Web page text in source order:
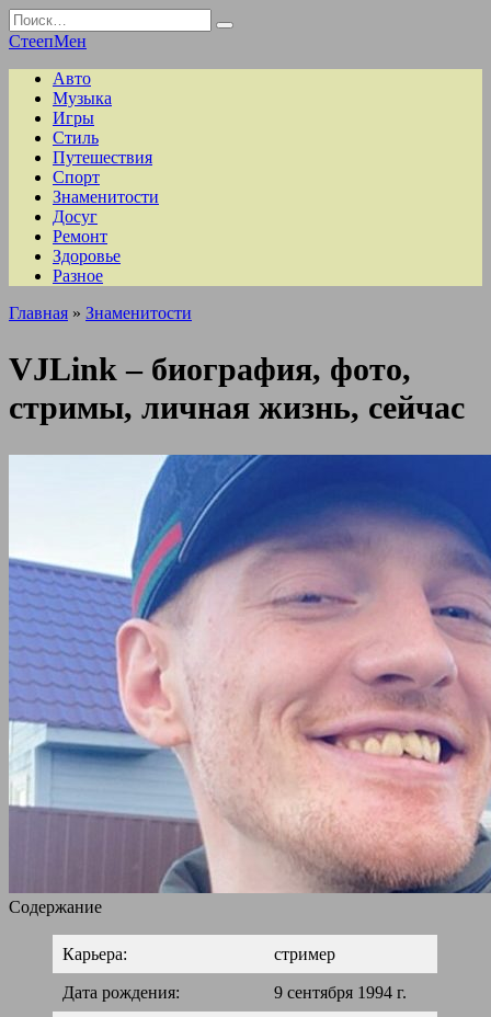
Перейти
к
Search
for:
СтеепМен
Авто
Музыка
Игры
Стиль
Путешествия
Спорт
Знаменитости
Досуг
Ремонт
Здоровье
Разное
Главная » Знаменитости
VJLink – биография, фото,
стримы, личная жизнь, сейчас
Содержание
Карьера: стример
Дата рождения: 9 сентября 1994 г.